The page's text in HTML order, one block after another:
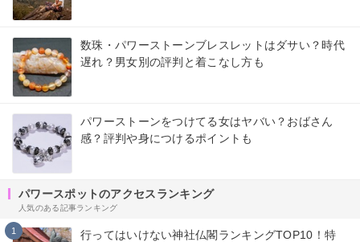
数珠・パワーストーンブレスレットはダサい？時代
遅れ？男女別の評判と着こなし方も
パワーストーンをつけてる女はヤバい？おばさん
感？評判や身につけるポイントも
パワースポットのアクセスランキング
人気のある記事ランキング
1
行ってはいけない神社仏閣ランキングTOP10！特